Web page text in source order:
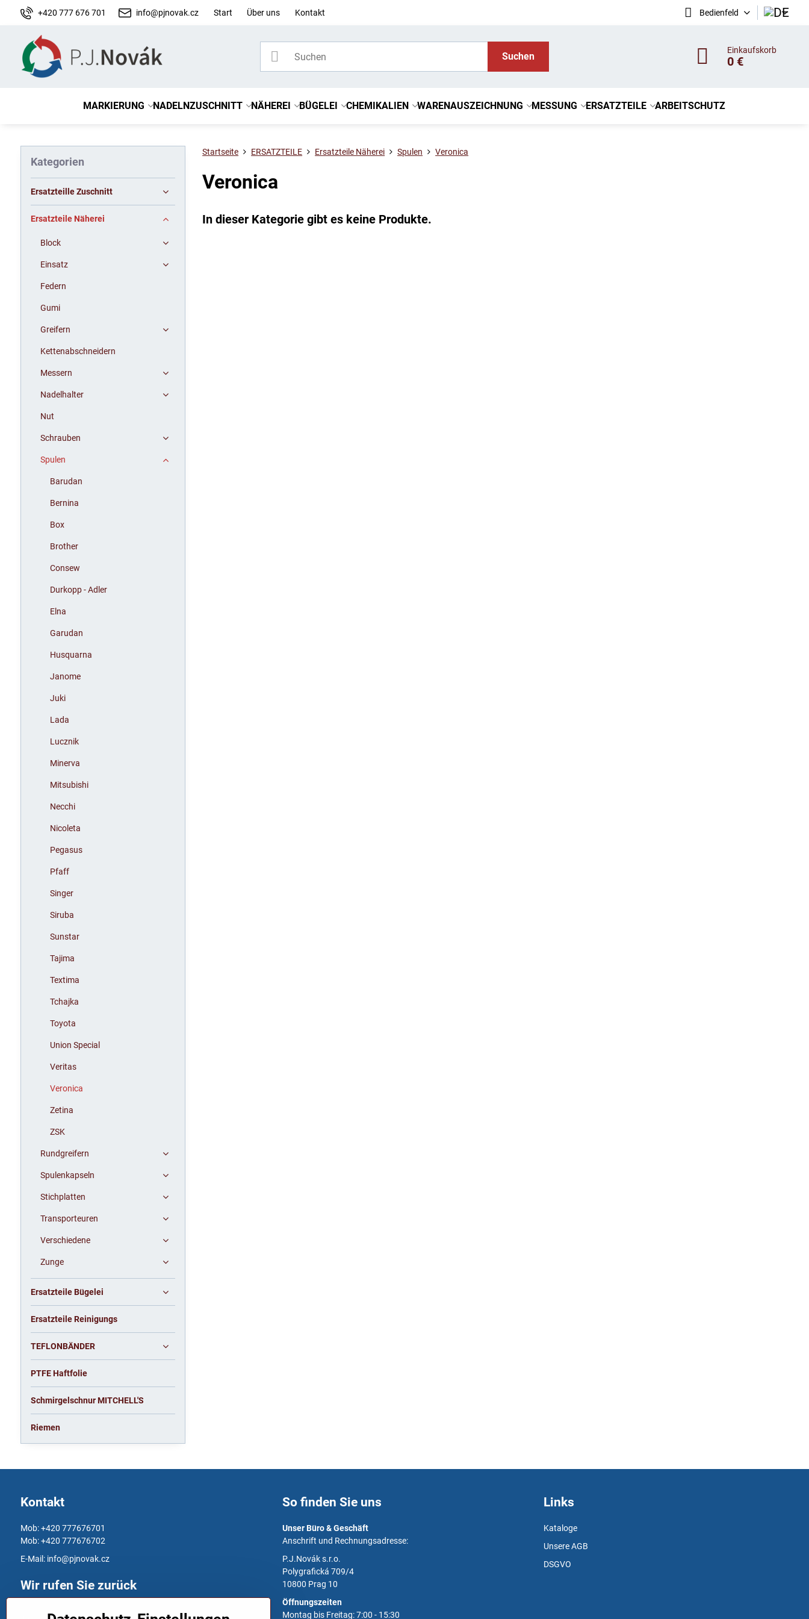
+420 777 676 701 info@pjnovak.cz Start Über uns Kontakt Bedienfeld
Suchen
Einkaufskorb
0 €
MARKIERUNG NADELNZUSCHNITT NÄHEREI BÜGELEI CHEMIKALIEN WARENAUSZEICHNUNG MESSUNG ERSATZTEILE ARBEITSCHUTZ
Startseite ERSATZTEILE Ersatzteile Näherei Spulen Veronica
Veronica
Kategorien
Ersatzteille Zuschnitt
Ersatzteile Näherei
Block
Einsatz
Federn
Gumi
Greifern
Kettenabschneidern
Messern
Nadelhalter
Nut
Schrauben
Spulen
Barudan
Bernina
Box
Brother
Consew
Durkopp - Adler
Elna
Garudan
Husquarna
Janome
Juki
Lada
Lucznik
Minerva
Mitsubishi
Necchi
Nicoleta
Pegasus
Pfaff
Singer
Siruba
Sunstar
Tajima
Textima
Tchajka
Toyota
Union Special
Veritas
Veronica
Zetina
ZSK
Rundgreifern
Spulenkapseln
Stichplatten
Transporteuren
Verschiedene
Zunge
Ersatzteile Bügelei
Ersatzteile Reinigungs
TEFLONBÄNDER
PTFE Haftfolie
Schmirgelschnur MITCHELL'S
Riemen
Kontakt
Mob: +420 777676701
Mob: +420 777676702
E-Mail: info@pjnovak.cz
Wir rufen Sie zurück
So finden Sie uns
Unser Büro & Geschäft
Anschrift und Rechnungsadresse:
P.J.Novák s.r.o.
Polygrafická 709/4
10800 Prag 10
Öffnungszeiten
Montag bis Freitag: 7:00 - 15:30
Links
Kataloge
Unsere AGB
DSGVO